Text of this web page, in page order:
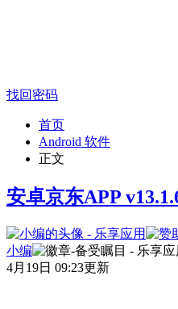
找回密码
首页
Android 软件
正文
安卓京东APP
小编
4月19日 09:23更新